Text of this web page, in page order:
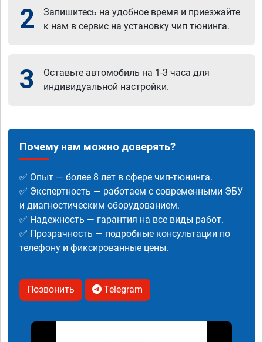
2
Запишитесь на удобное время и приезжайте
к нам в сервис на установку чип тюнинга.
3
Оставьте автомобиль на 1-3 часа для
индивидуальной настройки.
Почему нам можно доверять?
✅ Опыт — более 8 лет в сфере чип-тюнинга.
✅ Экспертность — работаем с современными ЭБУ
и диагностическим оборудованием.
✅ Надежность — гарантия на все виды работ.
✅ Прозрачность — подробные консультации по
телефону и фиксированные цены.
Позвонить Telegram